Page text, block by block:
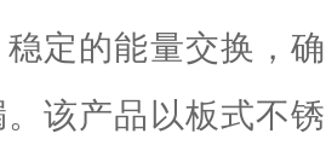
定的能量交换，
。该产品以板式不